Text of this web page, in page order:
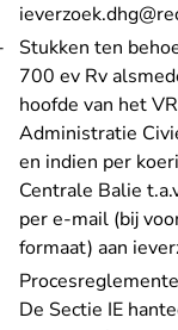
Stukken ten
700 ev Rv
hoofde van het
Administratie
en indien per
Centrale Balie
per e-mail (bij
formaat) aan
De Sectie IE